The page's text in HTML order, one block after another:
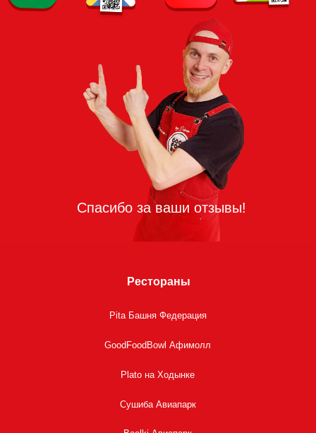
Рестораны
Pita Башня Федерация
GoodFoodBowl Афимолл
Plato на Ходынке
Сушиба Авиапарк